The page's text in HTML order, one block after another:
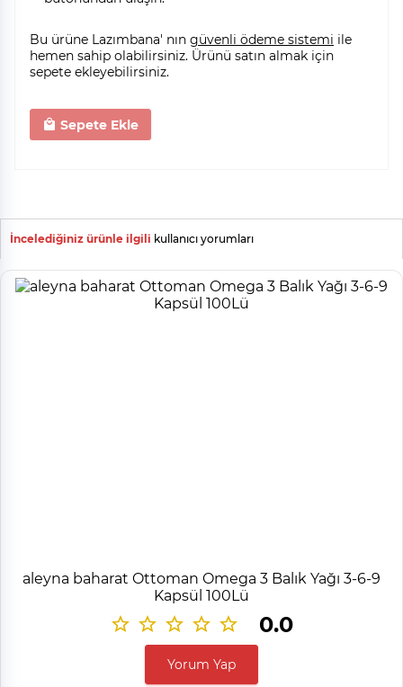
Bu ürüne Lazımbana' nın güvenli ödeme sistemi ile
hemen sahip olabilirsiniz. Ürünü satın almak için
sepete ekleyebilirsiniz.
Sepete Ekle
İncelediğiniz ürünle ilgili kullanıcı yorumları
aleyna baharat Ottoman Omega 3 Balık Yağı 3-6-9
Kapsül 100Lü
0.0
Yorum Yap